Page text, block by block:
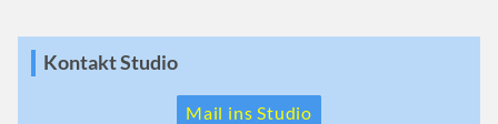
Kontakt Studio
Mail ins Studio